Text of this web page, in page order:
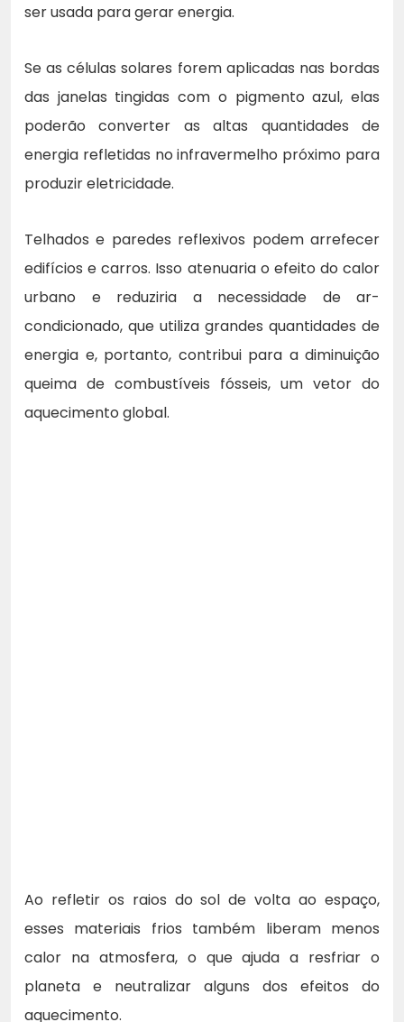
ser usada para gerar energia.
Se as células solares forem aplicadas nas bordas
das janelas tingidas com o pigmento azul, elas
poderão converter as altas quantidades de
energia refletidas no infravermelho próximo para
produzir eletricidade.
Telhados e paredes reflexivos podem arrefecer
edifícios e carros. Isso atenuaria o efeito do calor
urbano e reduziria a necessidade de ar-
condicionado, que utiliza grandes quantidades de
energia e, portanto, contribui para a diminuição
queima de combustíveis fósseis, um vetor do
aquecimento global.
Ao refletir os raios do sol de volta ao espaço,
esses materiais frios também liberam menos
calor na atmosfera, o que ajuda a resfriar o
planeta e neutralizar alguns dos efeitos do
aquecimento.